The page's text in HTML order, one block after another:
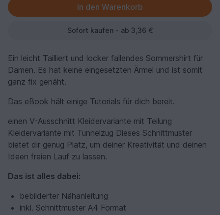
Sofort kaufen - ab 3,36 €
Ein leicht Tailliert und locker fallendes Sommershirt für
Damen. Es hat keine eingesetzten Ärmel und ist somit
ganz fix genäht.
Das eBook hält einige Tutorials für dich bereit.
einen V-Ausschnitt Kleidervariante mit Teilung
Kleidervariante mit Tunnelzug Dieses Schnittmuster
bietet dir genug Platz, um deiner Kreativität und deinen
Ideen freien Lauf zu lassen.
Das ist alles dabei:
bebilderter Nähanleitung
inkl. Schnittmuster A4 Format